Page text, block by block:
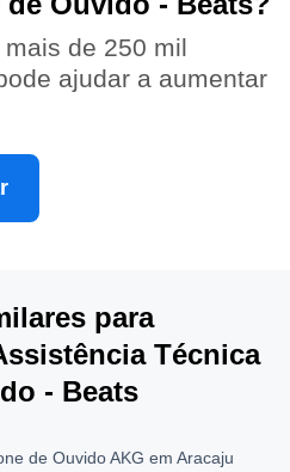
de 250 mil
ajudar a aumentar
para
Técnica
- Beats
de Ouvido AKG em Aracaju